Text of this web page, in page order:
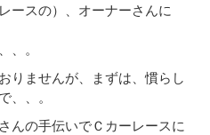
ースの）、オーナーさんに
、。
りませんが、まずは、慣らし
、、。
んの手伝いでＣカーレースに